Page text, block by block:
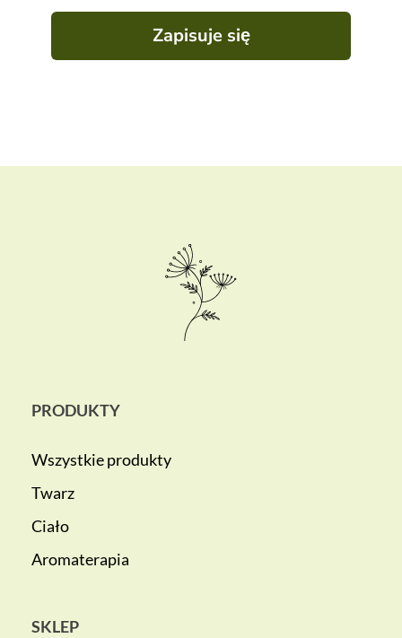
Zapisuje się
PRODUKTY
Wszystkie produkty
Twarz
Ciało
Aromaterapia
SKLEP